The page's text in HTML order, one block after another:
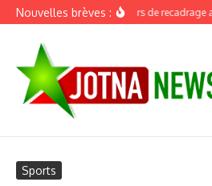
Aller au contenu
Nouvelles brèves :Discours de recadrage
Sports